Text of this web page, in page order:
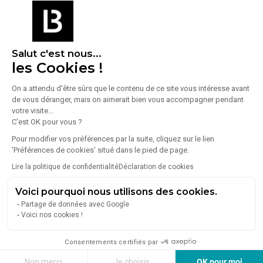
Salut c'est nous...
les Cookies !
On a attendu d'être sûrs que le contenu de ce site vous intéresse avant
de vous déranger, mais on aimerait bien vous accompagner pendant
votre visite...
C'est OK pour vous ?
Pour modifier vos préférences par la suite, cliquez sur le lien
'Préférences de cookies' situé dans le pied de page.
Lire la politique de confidentialitéDéclaration de cookies
Voici pourquoi nous utilisons des cookies.
Partage de données avec Google
Voici nos cookies !
Consentements certifiés par
À propos de l'agence
GHT IMMO
78 Rue De Reims
Voir toutes les annonces de l'agence
un leader des transactions immobilières d'entreprise.
Spécialistes de la vente et de la location de terrains ou de
approfondie du terrain qui nous permet d'explorer de
grands secteurs.